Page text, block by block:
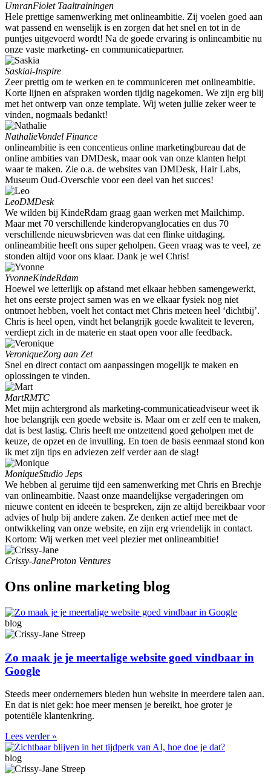
UmranFiolet Taaltrainingen
Hele prettige samenwerking met onlineambitie. Zij voelen goed aan
wat passend en wenselijk is en zorgen dat het snel en tot in de
puntjes uitgevoerd wordt! Na de goede ervaring is onlineambitie nu
onze vaste marketing- en communicatiepartner.
Saskiai-Inspire
Zeer prettig om te werken en te communiceren met onlineambitie.
Korte lijnen en afspraken worden tijdig nagekomen. We zijn erg blij
met het ontwerp van onze template. Wij weten jullie zeker weer te
vinden, nogmaals bedankt!
NathalieVondel Finance
onlineambitie is een concentieus online marketingbureau dat de
online ambities van DMDesk, maar ook van onze klanten helpt
waar te maken. Zie o.a. de websites van DMDesk, Hair Labs,
Museum Oud-Overschie voor een deel van het succes!
LeoDMDesk
We wilden bij KindeRdam graag gaan werken met Mailchimp.
Maar met 70 verschillende kinderopvanglocaties en dus 70
verschillende nieuwsbrieven was dat een flinke uitdaging.
onlineambitie heeft ons super geholpen. Geen vraag was te veel, ze
stonden altijd voor ons klaar. Dank je wel Chris!
YvonneKindeRdam
Hoewel we letterlijk op afstand met elkaar hebben samengewerkt,
het ons eerste project samen was en we elkaar fysiek nog niet
ontmoet hebben, voelt het contact met Chris meteen heel ‘dichtbij’.
Chris is heel open, vindt het belangrijk goede kwaliteit te leveren,
verdiept zich in de materie en staat open voor alle feedback.
VeroniqueZorg aan Zet
Snel en direct contact om aanpassingen mogelijk te maken en
oplossingen te vinden.
MartRMTC
Met mijn achtergrond als marketing-communicatieadviseur weet ik
hoe belangrijk een goede website is. Maar om er zelf een te maken,
dat is best lastig. Chris heeft me ontzettend goed geholpen met de
keuze, de opzet en de invulling. En toen de basis eenmaal stond kon
ik met zijn tips en adviezen zelf verder aan de slag!
MoniqueStudio Jeps
We hebben al geruime tijd een samenwerking met Chris en Brechje
van onlineambitie. Naast onze maandelijkse vergaderingen om
nieuwe content en ideeën te bespreken, zijn ze altijd bereikbaar voor
advies of hulp bij andere zaken. Ze denken actief mee met de
ontwikkeling van onze website, en zijn erg vriendelijk in contact.
Kortom: Wij werken met veel plezier met onlineambitie!
Crissy-JaneProton Ventures
Ons online marketing blog
blog
Zo maak je je meertalige website goed vindbaar in
Google
Steeds meer ondernemers bieden hun website in meerdere talen aan.
En dat is niet gek: hoe meer mensen je bereikt, hoe groter je
potentiële klantenkring.
Lees verder »
blog